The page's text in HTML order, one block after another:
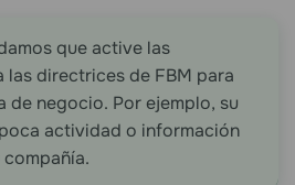
que active las
directrices de FBM para
de negocio. Por ejemplo, su
actividad o información